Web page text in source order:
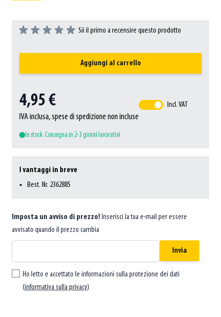
Sii il primo a recensire questo prodotto
Aggiungi al carrello
4,95 €
IVA inclusa, spese di spedizione non incluse
Incl. VAT
In stock. Consegna in 2-3 giorni lavorativi
I vantaggi in breve
Best. Nr. 2362885
Imposta un avviso di prezzo! Inserisci la tua e-mail per essere
avvisato quando il prezzo cambia
Invia
Ho letto e accettato le informazioni sulla protezione dei dati
(informativa sulla privacy)